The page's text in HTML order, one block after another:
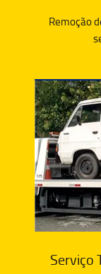
Remoção
Serviço